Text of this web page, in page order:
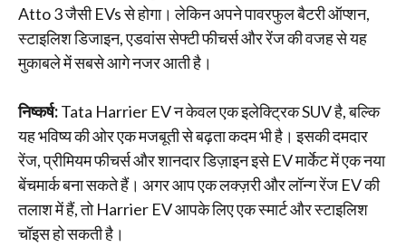
Atto 3 जैसी EVs से होगा। लेकिन अपने पावरफुल बैटरी ऑप्शन,
स्टाइलिश डिजाइन, एडवांस सेफ्टी फीचर्स और रेंज की वजह से यह
मुकाबले में सबसे आगे नजर आती है।
निष्कर्ष:Tata Harrier EV न केवल एक इलेक्ट्रिक SUV है, बल्कि
यह भविष्य की ओर एक मजबूती से बढ़ता कदम भी है। इसकी दमदार
रेंज, प्रीमियम फीचर्स और शानदार डिज़ाइन इसे EV मार्केट में एक नया
बेंचमार्क बना सकते हैं। अगर आप एक लक्ज़री और लॉन्ग रेंज EV की
तलाश में हैं, तो Harrier EV आपके लिए एक स्मार्ट और स्टाइलिश
चॉइस हो सकती है।